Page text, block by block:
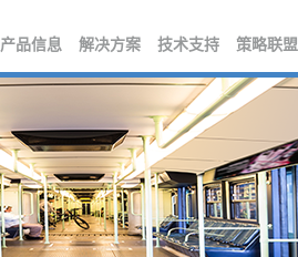
产品信息 解决方案 技术支持 策略联盟